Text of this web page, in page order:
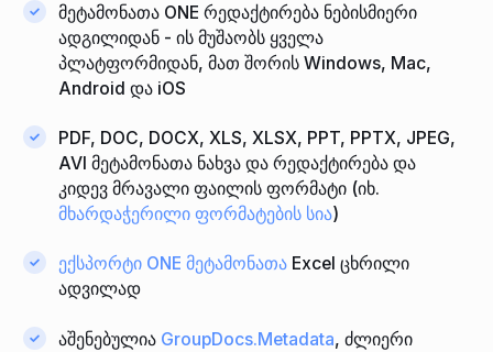
მეტამონათა ONE რედაქტირება ნებისმიერი
ადგილიდან - ის მუშაობს ყველა
პლატფორმიდან, მათ შორის Windows, Mac,
Android და iOS
PDF, DOC, DOCX, XLS, XLSX, PPT, PPTX, JPEG,
AVI მეტამონათა ნახვა და რედაქტირება და
კიდევ მრავალი ფაილის ფორმატი (იხ.
მხარდაჭერილი ფორმატების სია)
ექსპორტი ONE მეტამონათა Excel ცხრილი
ადვილად
აშენებულია GroupDocs.Metadata, ძლიერი